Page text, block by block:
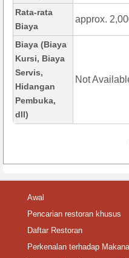
Rata-rata
Biaya
approx.
Biaya (Biaya
Kursi, Biaya
Servis,
Hidangan
Pembuka,
dll)
Not
Awal
Pencarian restoran khusus
Daftar Restoran
Perkenalan terhadap